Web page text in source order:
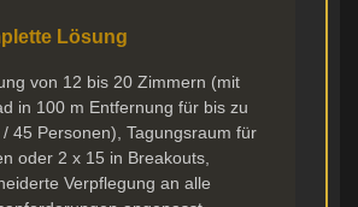
Lösung
von 12 bis 20 Zimmern (mit
in 100 m Entfernung für bis zu
45 Personen), Tagungsraum für
oder 2 x 15 in Breakouts,
Verpflegung an alle